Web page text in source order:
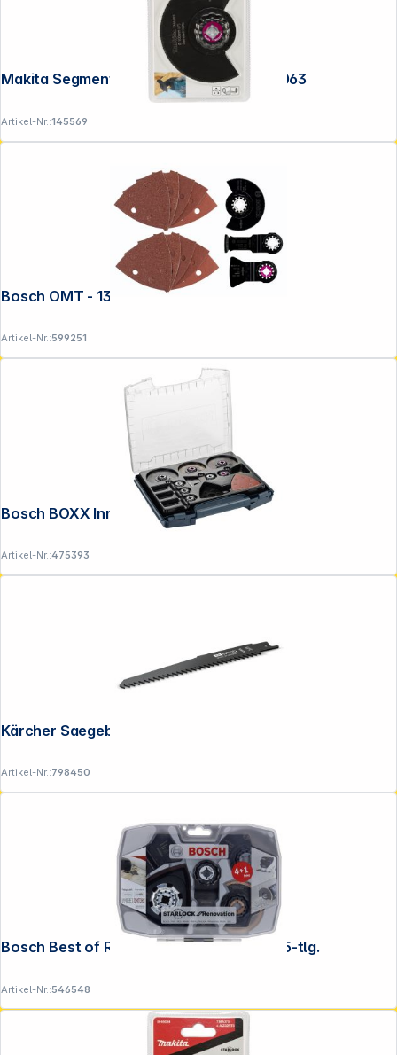
Makita Segmentsägeblattt 100mm TMA063
Artikel-Nr.:145569
Bosch OMT - 13 tlg.Universal Set
Artikel-Nr.:599251
Bosch BOXX Innenausbau 34 tlg
Artikel-Nr.:475393
Kärcher Saegeblaetter Holz
Artikel-Nr.:798450
Bosch Best of Renovation Starlock-Set 5-tlg.
Artikel-Nr.:546548